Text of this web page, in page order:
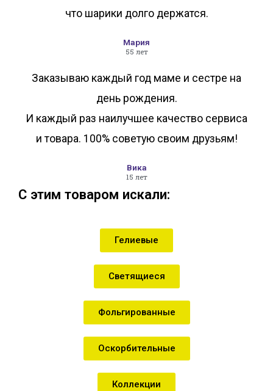
что шарики долго держатся.
Мария
55 лет
Заказываю каждый год маме и сестре на
день рождения.
И каждый раз наилучшее качество сервиса
и товара. 100% советую своим друзьям!
Вика
15 лет
С этим товаром искали:
Гелиевые
Светящиеся
Фольгированные
Оскорбительные
Коллекции